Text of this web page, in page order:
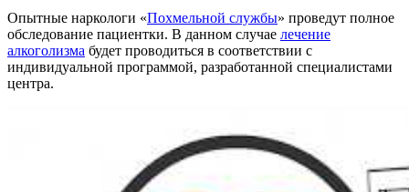
Опытные наркологи «Похмельной службы» проведут полное
обследование пациентки. В данном случае лечение
алкоголизма будет проводиться в соответствии с
индивидуальной программой, разработанной специалистами
центра.